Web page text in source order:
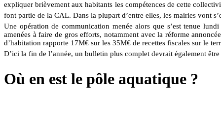
expliquer brièvement aux habitants les compétences de cette
font partie de la CAL. Dans la plupart d’entre elles, les mairies vont
Une opération de communication menée alors que s’est tenue
amenées à faire de gros efforts, notamment avec la réforme
d’habitation rapporte 17M€ sur les 35M€ de recettes fiscales sur le
D’ici la fin de l’année, un bulletin plus complet devrait également être
Où en est le pôle aquatique ?